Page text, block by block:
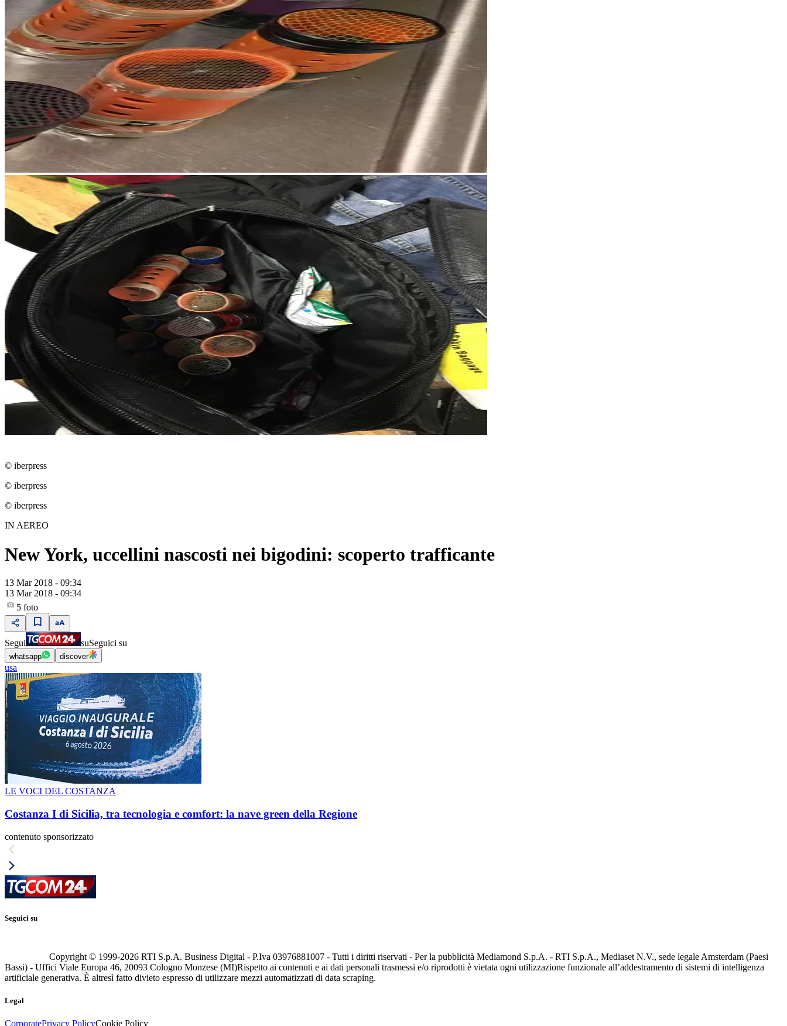
© iberpress
© iberpress
© iberpress
IN AEREO
New York, uccellini nascosti nei bigodini: scoperto trafficante
13 Mar 2018 - 09:34
13 Mar 2018 - 09:34
5 foto
Segui suSeguici su
whatsapp discover
usa
LE VOCI DEL COSTANZA
Costanza I di Sicilia, tra tecnologia e comfort: la nave green della Regione
contenuto sponsorizzato
Seguici su
Copyright © 1999-2026 RTI S.p.A. Business Digital - P.Iva 03976881007 - Tutti i diritti riservati - Per la pubblicità Mediamond S.p.A. - RTI S.p.A., Mediaset N.V., sede legale Amsterdam (Paesi
Bassi) - Uffici Viale Europa 46, 20093 Cologno Monzese (MI)Rispetto ai contenuti e ai dati personali trasmessi e/o riprodotti è vietata ogni utilizzazione funzionale all’addestramento di sistemi di intelligenza
artificiale generativa. È altresì fatto divieto espresso di utilizzare mezzi automatizzati di data scraping.
Legal
CorporatePrivacy PolicyCookie Policy